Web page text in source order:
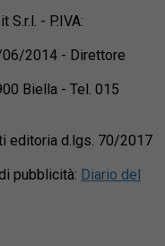
- P.IVA:
06/2014 - Direttore
Biella - Tel. 015
editoria d.lgs. 70/2017
pubblicità: Diario del